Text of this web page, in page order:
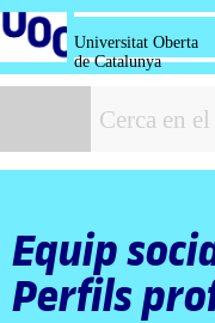
Salta
al
contingut
Universitat Oberta
de Catalunya
Equip
Perfils